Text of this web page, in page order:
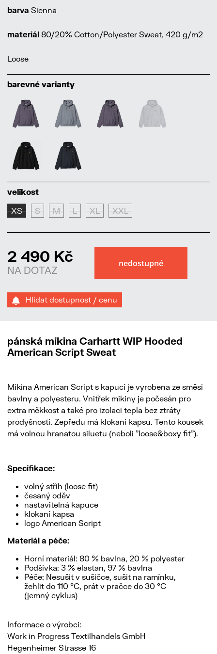
barva Sienna
materiál 80/20% Cotton/Polyester Sweat, 420 g/m2
Loose
barevné varianty
velikost
XS S M L XL XXL
2 490 Kč
NA DOTAZ
Hlídat dostupnost / cenu
pánská mikina Carhartt WIP Hooded
American Script Sweat
Mikina American Script s kapucí je vyrobena ze směsi
bavlny a polyesteru. Vnitřek mikiny je počesán pro
extra měkkost a také pro izolaci tepla bez ztráty
prodyšnosti. Zepředu má klokaní kapsu. Tento kousek
má volnou hranatou siluetu (neboli "loose&boxy fit").
Specifikace:
volný střih (loose fit)
česaný oděv
nastavitelná kapuce
klokaní kapsa
logo American Script
Materiál a péče:
Horní materiál: 80 % bavlna, 20 % polyester
Podšívka: 3 % elastan, 97 % bavlna
Péče: Nesušit v sušičce, sušit na ramínku,
žehlit do 110 °C, prát v pračce do 30 °C
(jemný cyklus)
Informace o výrobci:
Work in Progress Textilhandels GmbH
Hegenheimer Strasse 16